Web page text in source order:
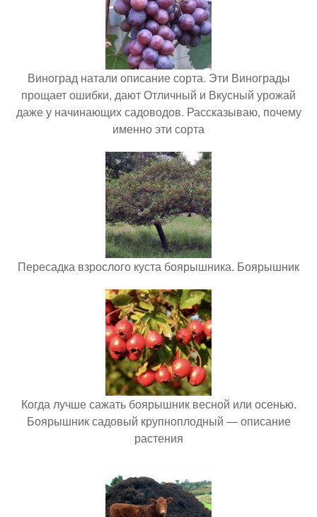
Виноград натали описание сорта. Эти Винограды
прощает ошибки, дают Отличный и Вкусный урожай
даже у начинающих садоводов. Рассказываю, почему
именно эти сорта
Пересадка взрослого куста боярышника. Боярышник
Когда лучше сажать боярышник весной или осенью.
Боярышник садовый крупноплодный — описание
растения